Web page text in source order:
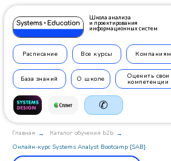
Школа анализа
и проектирования
информационных систем
Расписание Все курсы Компаниям
Оценить свои
компетенции
База знаний О школе
✆
Главная → Каталог обучения b2b →
Онлайн-курс Systems Analyst Bootcamp {SAB}